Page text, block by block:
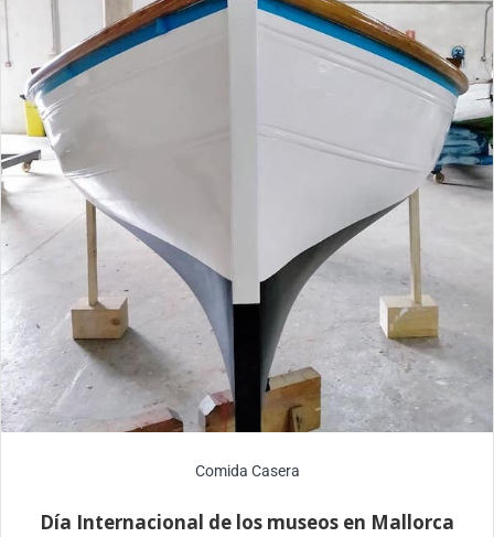
Comida Casera
Día Internacional de los museos en Mallorca